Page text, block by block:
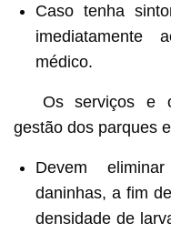
Caso tenha
imediatamente
médico.
Os serviços e
gestão dos parques
Devem
daninhas, a fim
densidade de